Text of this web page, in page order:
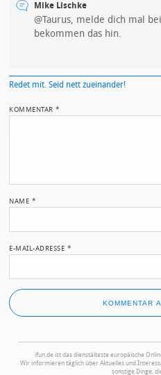
Mike Lischke
@Taurus, melde dich mal
bekommen das hin.
Redet mit. Seid nett zueinander!
KOMMENTAR*
NAME *
E-MAIL-ADRESSE *
ifun.de ist das dienstälteste europäische
Wir informieren täglich über Aktuelles und
sonstige Dinge,